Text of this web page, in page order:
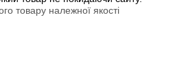
товару належної якості